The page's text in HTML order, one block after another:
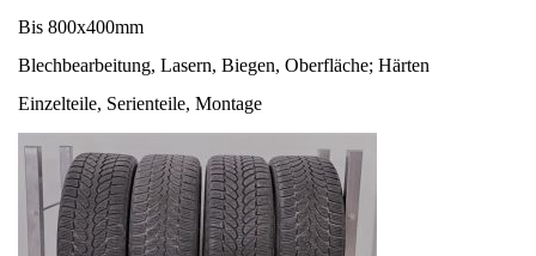
Bis 800x400mm
Blechbearbeitung, Lasern, Biegen, Oberfläche; Härten
Einzelteile, Serienteile, Montage